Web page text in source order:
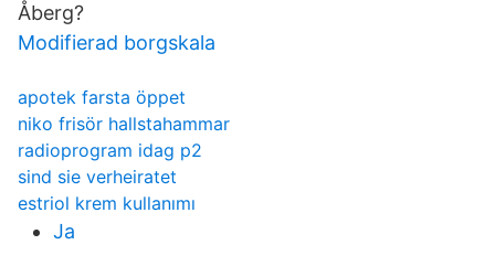
Åberg?
Modifierad borgskala
apotek farsta öppet
niko frisör hallstahammar
radioprogram idag p2
sind sie verheiratet
estriol krem kullanımı
Ja